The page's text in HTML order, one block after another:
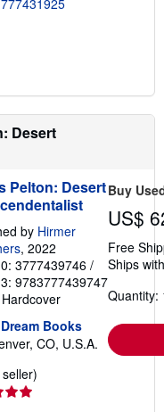
Desert
Pelton: Desert
by Hirmer
, 2022
3777439746 /
9783777439747
Hardcover
Dream Books
CO, U.S.A.
Buy
US$
Free
Ships
Quantity: